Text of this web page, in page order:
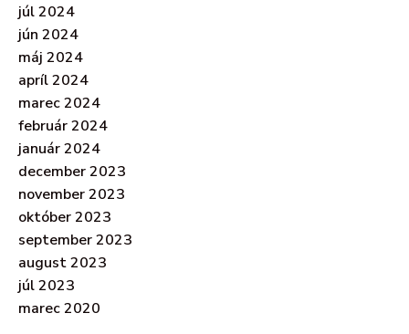
júl 2024
jún 2024
máj 2024
apríl 2024
marec 2024
február 2024
január 2024
december 2023
november 2023
október 2023
september 2023
august 2023
júl 2023
marec 2020